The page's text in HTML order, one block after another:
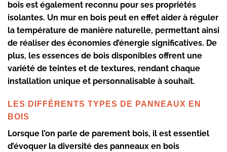
bois est également reconnu pour ses propriétés
isolantes. Un mur en bois peut en effet aider à réguler
la température de manière naturelle, permettant ainsi
de réaliser des économies d’énergie significatives. De
plus, les essences de bois disponibles offrent une
variété de teintes et de textures, rendant chaque
installation unique et personnalisable à souhait.
LES DIFFÉRENTS TYPES DE PANNEAUX EN
BOIS
Lorsque l’on parle de parement bois, il est essentiel
d’évoquer la diversité des panneaux en bois